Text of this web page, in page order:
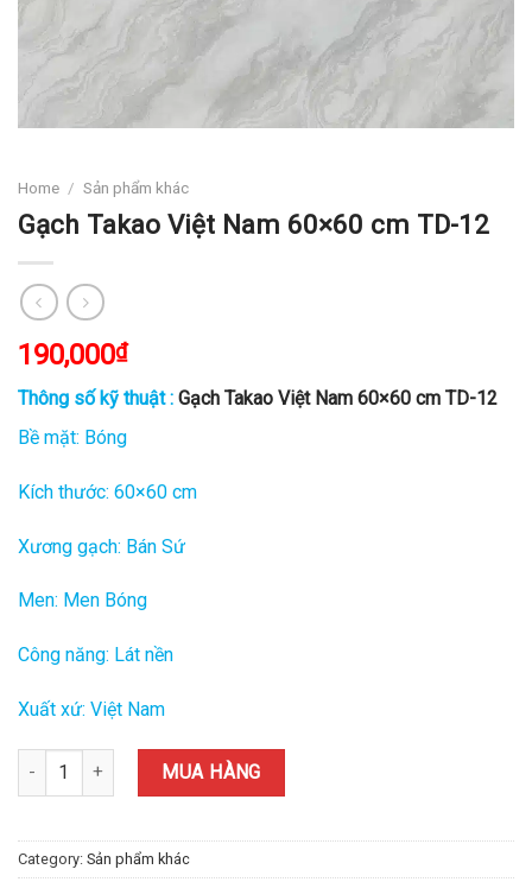
Home / Sản phẩm khác
Gạch Takao Việt Nam 60×60 cm TD-12
190,000₫
Thông số kỹ thuật : Gạch Takao Việt Nam 60×60 cm TD-12
Bề mặt: Bóng
Kích thước: 60×60 cm
Xương gạch: Bán Sứ
Men: Men Bóng
Công năng: Lát nền
Xuất xứ: Việt Nam
Gạch Takao Việt Nam 60x60 cm TD-12 quantity
MUA HÀNG
Category: Sản phẩm khác